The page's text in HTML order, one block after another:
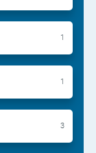
1
1
3